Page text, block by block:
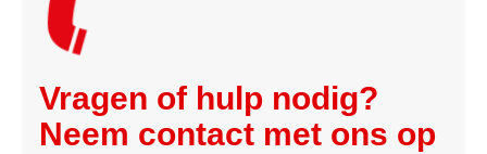
Vragen of hulp nodig?
Neem contact met ons op